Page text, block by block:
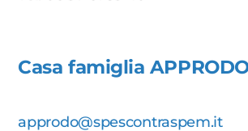
Casa famiglia
approdo@spescontraspem.it